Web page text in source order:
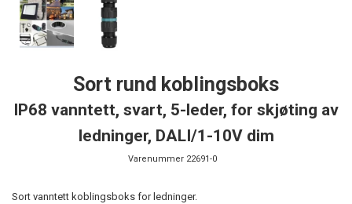
Sort rund koblingsboks
IP68 vanntett, svart, 5-leder, for skjøting av
ledninger, DALI/1-10V dim
Varenummer 22691-0
Sort vanntett koblingsboks for ledninger.